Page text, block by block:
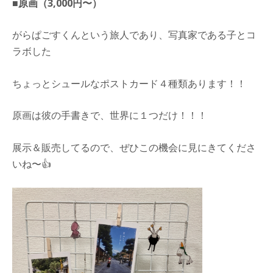
■原画（3,000円〜）
がらぱごすくんという旅人であり、写真家である子とコ
ラボした
ちょっとシュールなポストカード４種類あります！！
原画は彼の手書きで、世界に１つだけ！！！
展示＆販売してるので、ぜひこの機会に見にきてくださ
いね〜👍